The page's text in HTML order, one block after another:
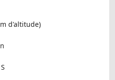
d'altitude)